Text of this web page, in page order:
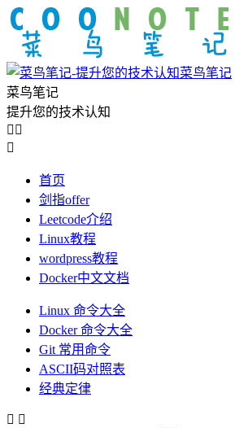
菜鸟笔记
菜鸟笔记
提升您的技术认知
 

首页
剑指offer
Leetcode介绍
Linux教程
wordpress教程
Docker中文文档
Linux 命令大全
Docker 命令大全
Git 常用命令
ASCII码对照表
经典定律
 